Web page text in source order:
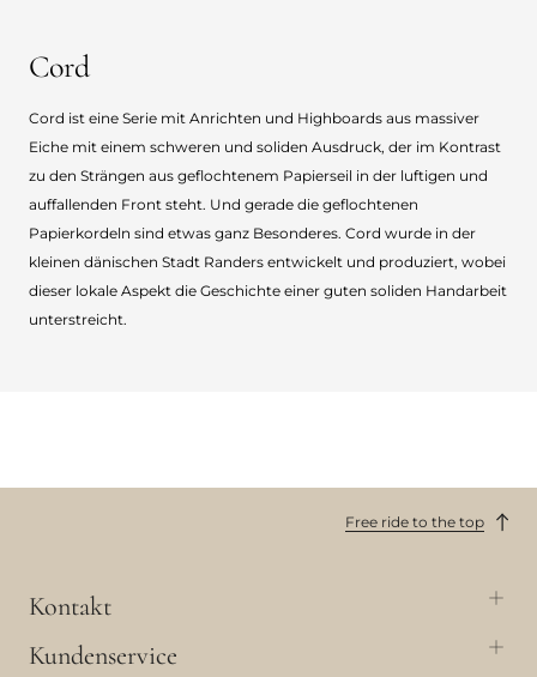
Cord
Cord ist eine Serie mit Anrichten und Highboards aus massiver
Eiche mit einem schweren und soliden Ausdruck, der im Kontrast
zu den Strängen aus geflochtenem Papierseil in der luftigen und
auffallenden Front steht. Und gerade die geflochtenen
Papierkordeln sind etwas ganz Besonderes. Cord wurde in der
kleinen dänischen Stadt Randers entwickelt und produziert, wobei
dieser lokale Aspekt die Geschichte einer guten soliden Handarbeit
unterstreicht.
Free ride to the top
Kontakt
Kundenservice